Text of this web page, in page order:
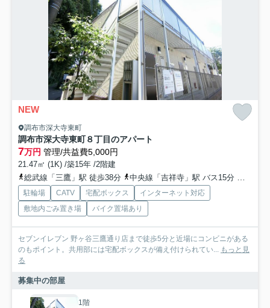
NEW
調布市深大寺東町
調布市深大寺東町８丁目のアパート
7万円 管理/共益費5,000円
21.47㎡ (1K) /築15年 /2階建
総武線「三鷹」駅 徒歩38分
中央線「吉祥寺」駅 バス15分 「諏訪神社」 停歩2分
駐輪場 CATV 宅配ボックス
インターネット対応
敷地内ごみ置き場
バイク置場あり
セブンイレブン 野ヶ谷三鷹通り店まで徒歩5分と近場にコンビニがある
のもポイント。共用部には宅配ボックスが備え付けられてい... もっと見
る
募集中の部屋
1階